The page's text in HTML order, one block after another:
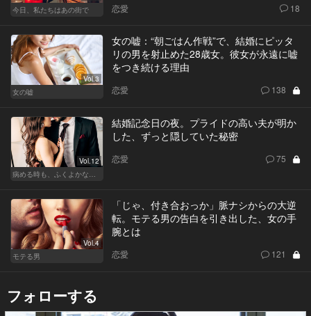
今日、私たちはあの街で
恋愛 18
Vol.3
女の嘘
女の嘘：“朝ごはん作戦”で、結婚にピッタ
リの男を射止めた28歳女。彼女が永遠に嘘
をつき続ける理由
恋愛 138
Vol.12
病める時も、ふくよかなる時も
結婚記念日の夜。プライドの高い夫が明か
した、ずっと隠していた秘密
恋愛 75
Vol.4
モテる男
「じゃ、付き合おっか」脈ナシからの大逆
転。モテる男の告白を引き出した、女の手
腕とは
恋愛 121
フォローする